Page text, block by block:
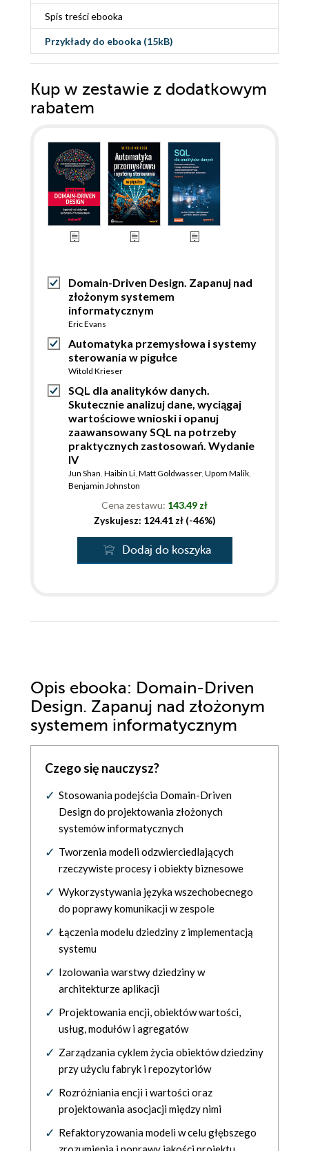
Spis treściebooka
Przykłady do ebooka (15kB)
Kup w zestawie z dodatkowym
rabatem
Domain-Driven Design. Zapanuj nad
złożonym systemem
informatycznym
Eric Evans
Automatyka przemysłowa i systemy
sterowania w pigułce
Witold Krieser
SQL dla analityków danych.
Skutecznie analizuj dane, wyciągaj
wartościowe wnioski i opanuj
zaawansowany SQL na potrzeby
praktycznych zastosowań. Wydanie
IV
Jun Shan, Haibin Li, Matt Goldwasser, Upom Malik,
Benjamin Johnston
Cena zestawu: 143.49 zł
Zyskujesz: 124.41 zł (-46%)
Dodaj do koszyka
Opis ebooka: Domain-Driven
Design. Zapanuj nad złożonym
systemem informatycznym
Czego się nauczysz?
Stosowania podejścia Domain-Driven
Design do projektowania złożonych
systemów informatycznych
Tworzenia modeli odzwierciedlających
rzeczywiste procesy i obiekty biznesowe
Wykorzystywania języka wszechobecnego
do poprawy komunikacji w zespole
Łączenia modelu dziedziny z implementacją
systemu
Izolowania warstwy dziedziny w
architekturze aplikacji
Projektowania encji, obiektów wartości,
usług, modułów i agregatów
Zarządzania cyklem życia obiektów dziedziny
przy użyciu fabryk i repozytoriów
Rozróżniania encji i wartości oraz
projektowania asocjacji między nimi
Refaktoryzowania modeli w celu głębszego